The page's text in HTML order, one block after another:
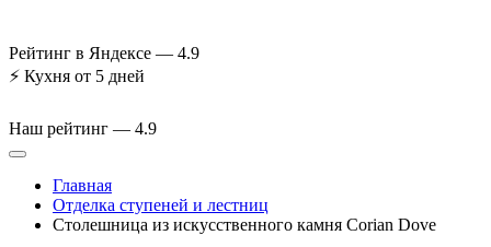
Рейтинг в Яндексе — 4.9
⚡ Кухня от 5 дней
Наш рейтинг — 4.9
Главная
Отделка ступеней и лестниц
Столешница из искусственного камня Corian Dove